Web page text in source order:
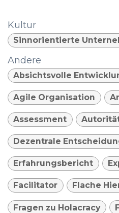
Kultur
Sinnorientierte
Andere
Absichtsvolle
Agile Organisation
Assessment
Dezentrale
Erfahrungsbericht
Facilitator Flache
Fragen zu Holacracy